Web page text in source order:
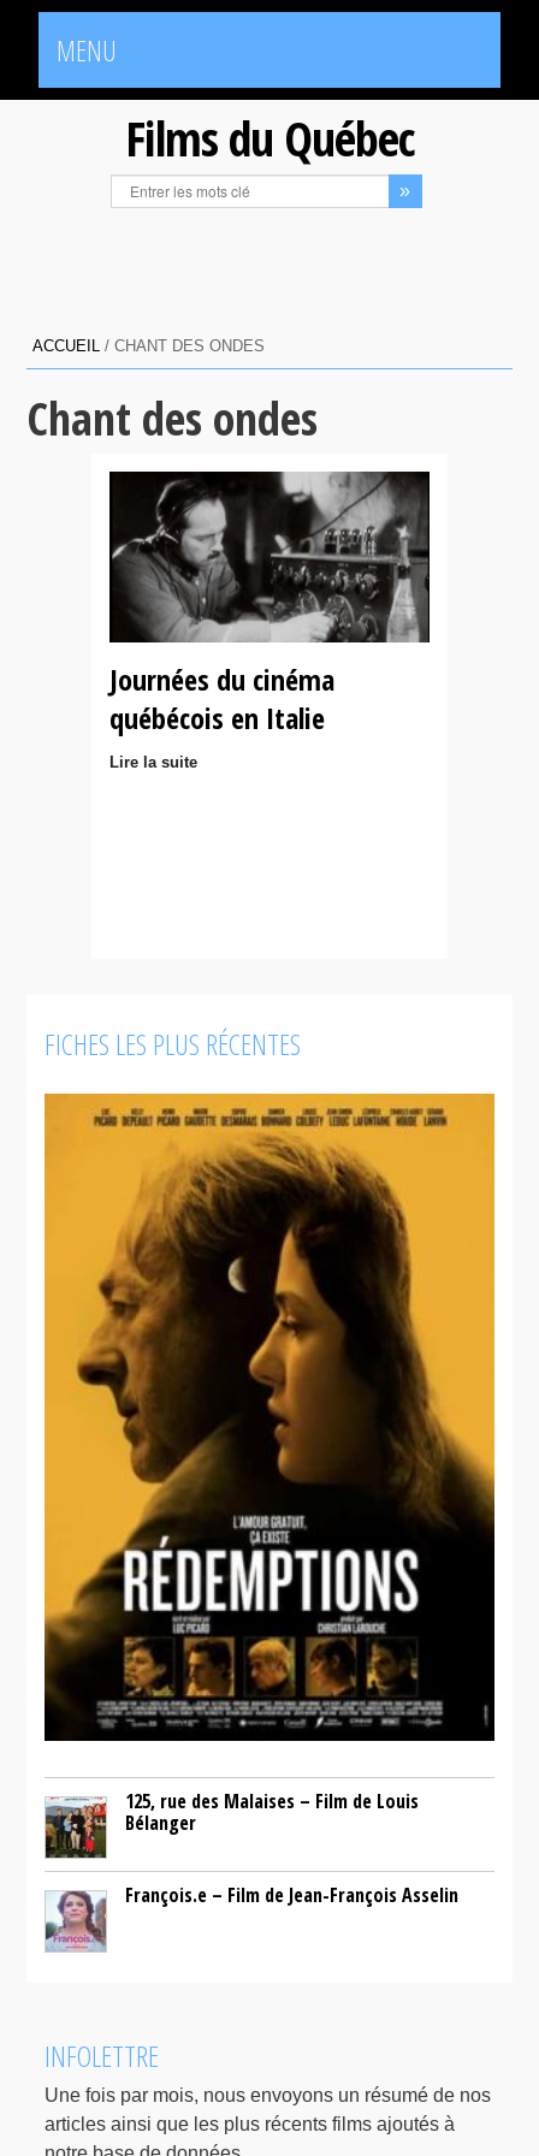
MENU
Films du Québec
ACCUEIL /CHANT DES ONDES
Chant des ondes
Journées du cinéma
québécois en Italie
Lire la suite
FICHES LES PLUS RÉCENTES
125, rue des Malaises – Film de Louis
Bélanger
François.e – Film de Jean-François Asselin
INFOLETTRE
Une fois par mois, nous envoyons un résumé de nos
articles ainsi que les plus récents films ajoutés à